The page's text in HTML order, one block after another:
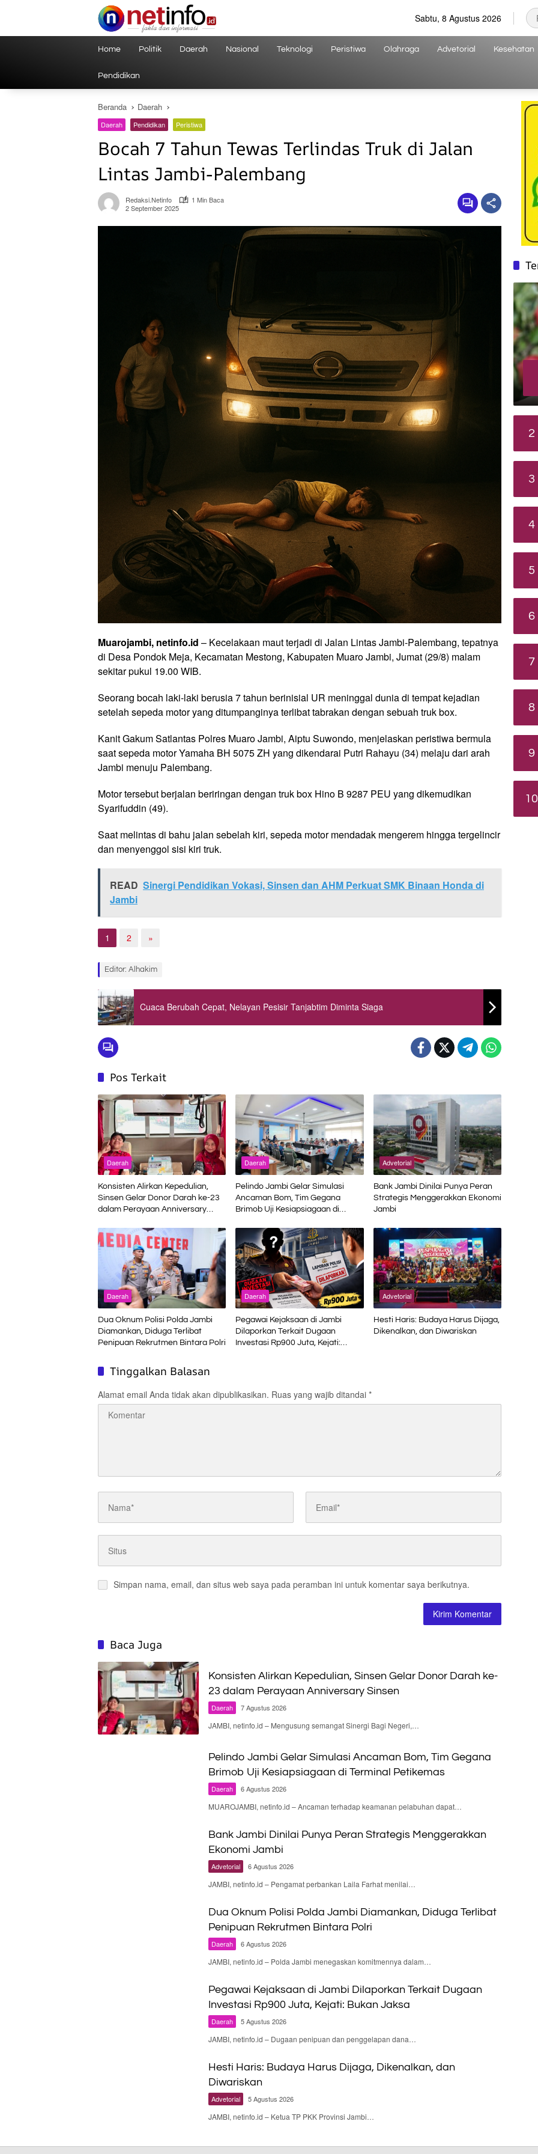
Sabtu, 8 Agustus 2026
Home Politik Daerah Nasional Teknologi Peristiwa Olahraga Advetorial Kesehatan
Pendidikan
Beranda Daerah
Daerah Pendidikan Peristiwa
Bocah 7 Tahun Tewas Terlindas Truk di Jalan
Lintas Jambi-Palembang
Redaksi.netinfo
1 Min Baca
2 September 2025
Muarojambi, netinfo.id – Kecelakaan maut terjadi di Jalan Lintas Jambi-Palembang, tepatnya
di Desa Pondok Meja, Kecamatan Mestong, Kabupaten Muaro Jambi, Jumat (29/8) malam
sekitar pukul 19.00 WIB.
Seorang bocah laki-laki berusia 7 tahun berinisial UR meninggal dunia di tempat kejadian
setelah sepeda motor yang ditumpanginya terlibat tabrakan dengan sebuah truk box.
Kanit Gakum Satlantas Polres Muaro Jambi, Aiptu Suwondo, menjelaskan peristiwa bermula
saat sepeda motor Yamaha BH 5075 ZH yang dikendarai Putri Rahayu (34) melaju dari arah
Jambi menuju Palembang.
Motor tersebut berjalan beriringan dengan truk box Hino B 9287 PEU yang dikemudikan
Syarifuddin (49).
Saat melintas di bahu jalan sebelah kiri, sepeda motor mendadak mengerem hingga tergelincir
dan menyenggol sisi kiri truk.
READ Sinergi Pendidikan Vokasi, Sinsen dan AHM Perkuat SMK Binaan Honda di
Jambi
1 2 »
Editor: Alhakim
Cuaca Berubah Cepat, Nelayan Pesisir Tanjabtim Diminta Siaga
Pos Terkait
Daerah
Konsisten Alirkan Kepedulian,
Sinsen Gelar Donor Darah ke-23
dalam Perayaan Anniversary
Daerah
Pelindo Jambi Gelar Simulasi
Ancaman Bom, Tim Gegana
Brimob Uji Kesiapsiagaan di
Advetorial
Bank Jambi Dinilai Punya Peran
Strategis Menggerakkan Ekonomi
Jambi
Daerah
Dua Oknum Polisi Polda Jambi
Diamankan, Diduga Terlibat
Penipuan Rekrutmen Bintara Polri
Daerah
Pegawai Kejaksaan di Jambi
Dilaporkan Terkait Dugaan
Investasi Rp900 Juta, Kejati:
Advetorial
Hesti Haris: Budaya Harus Dijaga,
Dikenalkan, dan Diwariskan
Tinggalkan Balasan
Alamat email Anda tidak akan dipublikasikan. Ruas yang wajib ditandai *
Simpan nama, email, dan situs web saya pada peramban ini untuk komentar saya berikutnya.
Baca Juga
Konsisten Alirkan Kepedulian, Sinsen Gelar Donor Darah ke-
23 dalam Perayaan Anniversary Sinsen
Daerah 7 Agustus 2026
JAMBI, netinfo.id – Mengusung semangat Sinergi Bagi Negeri,…
Pelindo Jambi Gelar Simulasi Ancaman Bom, Tim Gegana
Brimob Uji Kesiapsiagaan di Terminal Petikemas
Daerah 6 Agustus 2026
MUAROJAMBI, netinfo.id – Ancaman terhadap keamanan pelabuhan dapat…
Bank Jambi Dinilai Punya Peran Strategis Menggerakkan
Ekonomi Jambi
Advetorial 6 Agustus 2026
JAMBI, netinfo.id – Pengamat perbankan Laila Farhat menilai…
Dua Oknum Polisi Polda Jambi Diamankan, Diduga Terlibat
Penipuan Rekrutmen Bintara Polri
Daerah 6 Agustus 2026
JAMBI, netinfo.id – Polda Jambi menegaskan komitmennya dalam…
Pegawai Kejaksaan di Jambi Dilaporkan Terkait Dugaan
Investasi Rp900 Juta, Kejati: Bukan Jaksa
Daerah 5 Agustus 2026
JAMBI, netinfo.id – Dugaan penipuan dan penggelapan dana…
Hesti Haris: Budaya Harus Dijaga, Dikenalkan, dan
Diwariskan
Advetorial 5 Agustus 2026
JAMBI, netinfo.id – Ketua TP PKK Provinsi Jambi…
2
3
4
5
6
7
8
9
10